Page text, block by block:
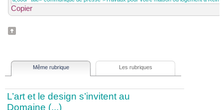
Copier
Même rubrique Les rubriques
L’art et le design s’invitent au
Domaine (...)